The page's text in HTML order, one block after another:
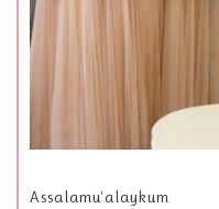
Assalamu'alaykum